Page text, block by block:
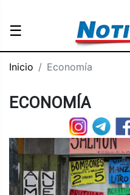
☰
Inicio Economía
ECONOMÍA